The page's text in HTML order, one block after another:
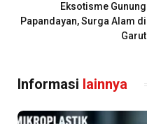
Eksotisme Gunung
Papandayan, Surga Alam di
Garut
Informasi lainnya